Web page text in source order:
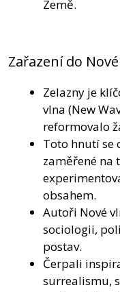
Země.
Zařazení do
Zelazny je
vlna (New
reformovalo
Toto hnutí se
zaměřené na
obsahem.
Autoři Nové
sociologii,
postav.
Čerpali
surrealismu,